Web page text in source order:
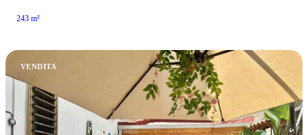
243 m²
VENDITA